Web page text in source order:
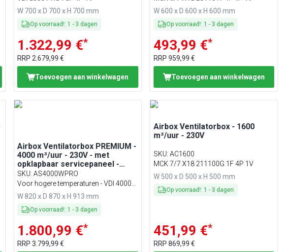
W 700 x D 700 x H 700 mm
Op voorraad!: 1 - 3 dagen
1.322,99 €*
RRP2.679,99 €
Toevoegen aan winkelwagen
W 600 x D 600 x H 600 mm
Op voorraad!: 1 - 3 dagen
493,99 €*
RRP 959,99 €
Toevoegen aan winkelwagen
Airbox Ventilatorbox PREMIUM -
4000 m³/uur - 230V - met
opklapbaar servicepaneel -
geschikt voor houtskoolgrill
SKU:AS4000WPRO
Voor hogere temperaturen - VDI 4000
W PRO 1F 4P 1V
W 820 x D 870 x H 913 mm
Op voorraad!: 1 - 3 dagen
1.800,99 €*
RRP3.799,99 €
Airbox Ventilatorbox - 1600
m³/uur - 230V
SKU: AC1600
MCK 7/7 X18 211100G 1F 4P 1V
W 500 x D 500 x H 500 mm
Op voorraad!: 1 - 3 dagen
451,99 €*
RRP 869,99 €